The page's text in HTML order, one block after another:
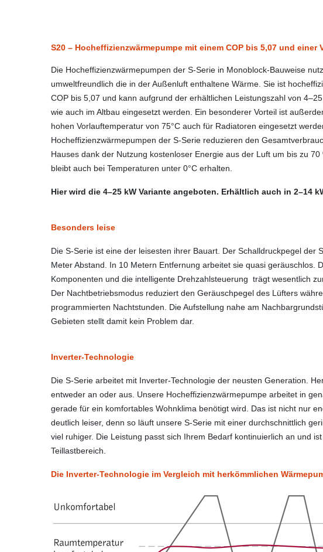
S20 – Hocheffizienzwärmepumpe mit einem COP bis 5,07 und einer
Die Hocheffizienzwärmepumpen der S-Serie in Monoblock-Bauweise
umweltfreundlich die in der Außenluft enthaltene Wärme. Sie ist
COP bis 5,07 und kann aufgrund der erhältlichen Leistungszahl von
wie auch im Altbau eingesetzt werden. Ein besonderer Vorteil ist
hohen Vorlauftemperatur von 75°C auch für Radiatoren eingesetzt
Hocheffizienzwärmepumpen der S-Serie reduzieren den
Hauses dank der Nutzung kostenloser Energie aus der Luft um bis zu
bleibt auch bei Temperaturen unter 0°C erhalten.
Hier wird die 4–25 kW Variante angeboten. Erhältlich auch in 2–14
Besonders leise
Die S-Serie ist eine der leisesten ihrer Bauart. Der Schalldruckpegel der
Meter Abstand. In 10 Metern Entfernung arbeitet sie quasi geräuschlos.
Komponenten und die intelligente Drehzahlsteuerung trägt wesentlich
Der Nachtbetriebsmodus reduziert den Geräuschpegel des Lüfters
programmierten Nachtstunden. Die Aufstellung nahe am
Gebieten stellt damit kein Problem dar.
Inverter-Technologie
Die S-Serie arbeitet mit Inverter-Technologie der neusten Generation.
entweder an oder aus. Unsere Hocheffizienzwärmepumpe arbeitet in
gerade für ein komfortables Wohnklima benötigt wird. Das ist nicht nur
deutlich leiser, denn so läuft unsere S-Serie mit einer durchschnittlich
viel ruhiger. Die Leistung passt sich Ihrem Bedarf kontinuierlich an und
Teillastbereich.
Die Inverter-Technologie im Vergleich mit herkömmlichen